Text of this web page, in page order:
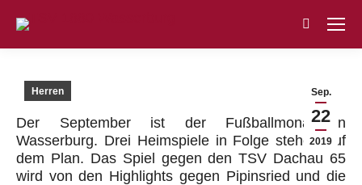
Search:
Sep.
22
2019
Herren
Der September ist der Fußballmonat in
Wasserburg. Drei Heimspiele in Folge stehen auf
dem Plan. Das Spiel gegen den TSV Dachau 65
wird von den Highlights gegen Pipinsried und die